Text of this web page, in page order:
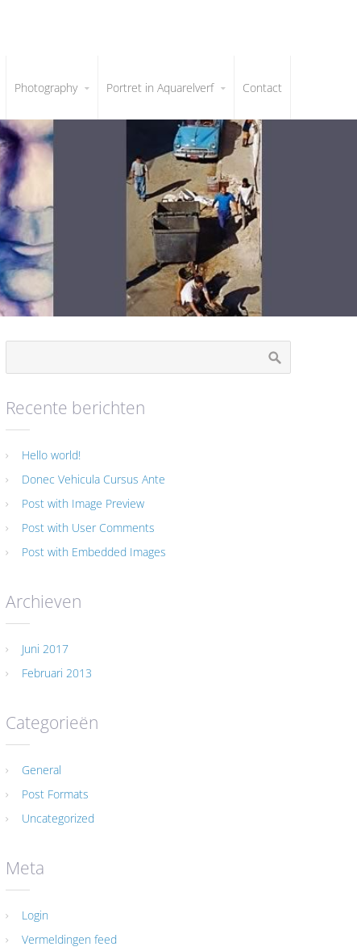
Photography Portret in Aquarelverf Contact
Recente berichten
Hello world!
Donec Vehicula Cursus Ante
Post with Image Preview
Post with User Comments
Post with Embedded Images
Archieven
Juni 2017
Februari 2013
Categorieën
General
Post Formats
Uncategorized
Meta
Login
Vermeldingen feed